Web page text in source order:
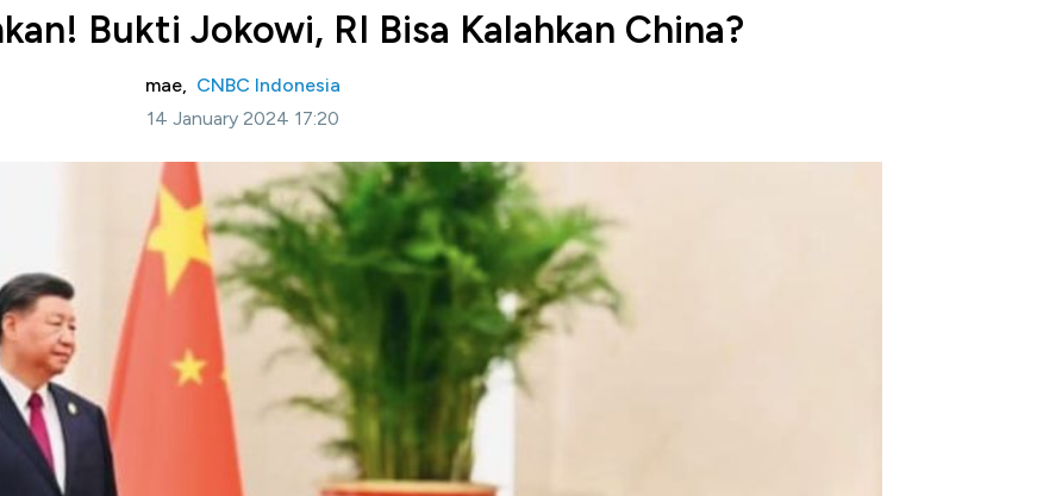
Bukti Jokowi, RI Bisa Kalahkan China?
mae, CNBC Indonesia
14 January 2024 17:20